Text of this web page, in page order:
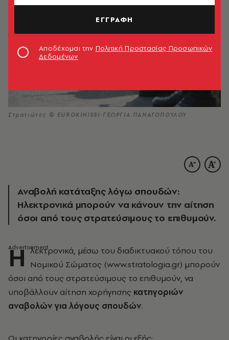
Στρατιώτες © EUROKINISSI-ΓΕΩΡΓΙΑ ΠΑΝΑΓΟΠΟΥΛΟΥ
Αναβολή κατάταξης λόγω σπουδών:
Ηλεκτρονικά μπορούν να κάνουν την αίτηση
όσοι από τους στρατεύσιμους το επιθυμούν.
Η λεκτρονικά, μέσω του διαδικτυακού τόπου του
Νομικού Σώματος (www.stratologia.gr) μπορούν
όσοι από τους στρατεύσιμους το επιθυμούν, να
υποβάλλουν αίτηση χορήγησης κατηγοριών
αναβολών για λόγους σπουδών.
ΕΓΓΡΑΦΗ
Αποδέχομαι την Πολιτική Προστασίας Προσωπικών
Δεδομένων